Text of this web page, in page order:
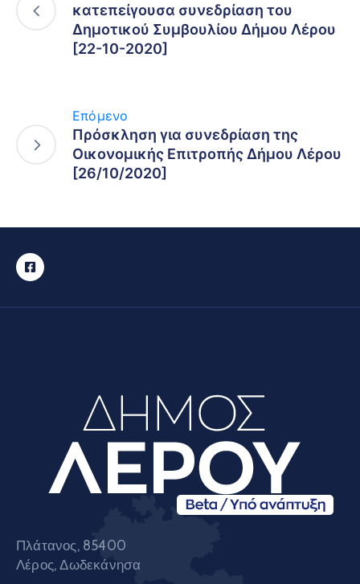
κατεπείγουσα συνεδρίαση του
Δημοτικού Συμβουλίου Δήμου Λέρου
[22-10-2020]
Επόμενο
Πρόσκληση για συνεδρίαση της
Οικονομικής Επιτροπής Δήμου Λέρου
[26/10/2020]
Πλάτανος, 85400
Λέρος, Δωδεκάνησα